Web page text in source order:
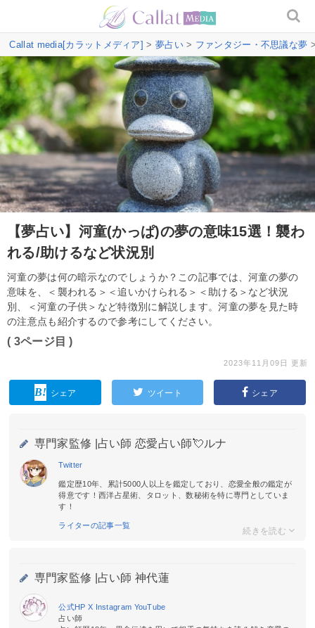
Callat media[カラットメディア] > 夢占い> ファンタジー・不思議な夢
【夢占い】河童(かっぱ)の夢の意味15選！襲わ
れる/助けるなど状況別
河童の夢は何の暗示なのでしょうか？この記事では、河童の夢の
意味を、＜襲われる＞＜追いかけられる＞＜助ける＞など状況
別、＜河童の子供＞など特徴別に解説します。河童の夢を見た時
の注意点も紹介するので参考にしてください。
( 3ページ目 )
2023年11月09日 更新
シェア ツイート シェア
専門家監修 | 占い師 恋愛占い師💘ルナ
Twitter
鑑定歴10年、累計5000人以上を鑑定しており、恋愛全般の鑑定が
得意です！西洋占星術、タロット、数秘術を特に専門としていま
す！
ライターの記事一覧
専門家監修 | 占い師 神代蓮
公式HP X Instagram YouTube
占い師